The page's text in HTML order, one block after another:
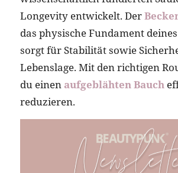
Longevity entwickelt. Der
das physische Fundament
sorgt für Stabilität sowie
Lebenslage. Mit den richtigen
du einen aufgeblähten Bauch
reduzieren.